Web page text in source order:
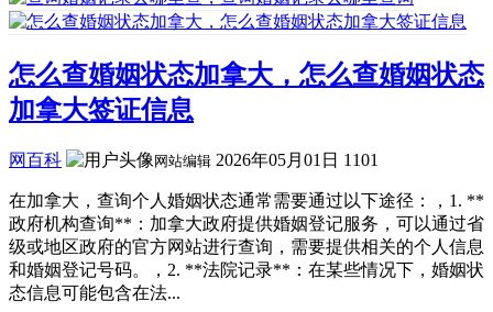
怎么查婚姻状态加拿大，怎么查婚姻状态
加拿大签证信息
网百科 网站编辑 2026年05月01日 1101
在加拿大，查询个人婚姻状态通常需要通过以下途径：，1. **
政府机构查询**：加拿大政府提供婚姻登记服务，可以通过省
级或地区政府的官方网站进行查询，需要提供相关的个人信息
和婚姻登记号码。，2. **法院记录**：在某些情况下，婚姻状
态信息可能包含在法...